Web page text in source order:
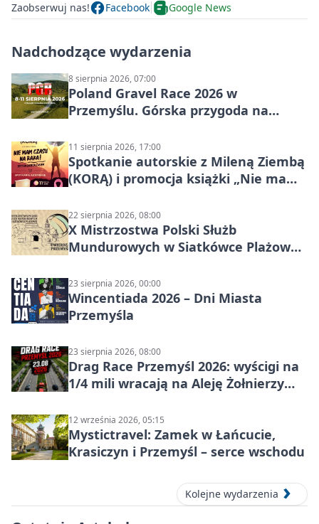
Zaobserwuj nas! Facebook Google News
Nadchodzące wydarzenia
8 sierpnia 2026, 07:00
Poland Gravel Race 2026 w
Przemyślu. Górska przygoda na
11 sierpnia 2026, 17:00
Spotkanie autorskie z Mileną Ziembą
(KORĄ) i promocja książki „Nie mam
22 sierpnia 2026, 08:00
X Mistrzostwa Polski Służb
Mundurowych w Siatkówce Plażowej
23 sierpnia 2026, 00:00
Wincentiada 2026 – Dni Miasta
Przemyśla
23 sierpnia 2026, 08:00
Drag Race Przemyśl 2026: wyścigi na
1/4 mili wracają na Aleję Żołnierzy
12 września 2026, 05:15
Mystictravel: Zamek w Łańcucie,
Krasiczyn i Przemyśl – serce wschodu
Kolejne wydarzenia